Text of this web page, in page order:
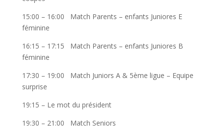
15:00 – 16:00 Match Parents – enfants Juniores E
féminine
16:15 – 17:15 Match Parents – enfants Juniores B
féminine
17:30 – 19:00 Match Juniors A & 5ème ligue – Equipe
surprise
19:15 – Le mot du président
19:30 – 21:00 Match Seniors